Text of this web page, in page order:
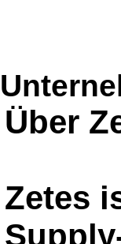
Über
Zetes